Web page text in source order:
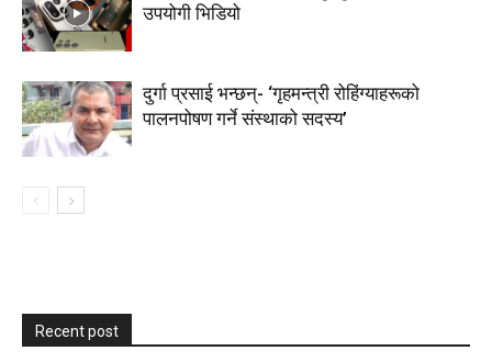
उपयोगी भिडियो
दुर्गा प्रसाई भन्छन्- ‘गृहमन्त्री रोहिंग्याहरूको
पालनपोषण गर्ने संस्थाको सदस्य’
Recent post